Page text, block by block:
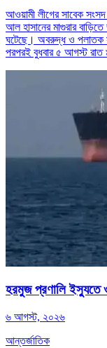
আওয়ামী লীগের সাবেক
আল হাসানের মাগুরার
ঘটেছে। অবরুদ্ধ ও পলাতক
পরপরই বুধবার ৫ আগস্ট রাত
হরমুজ প্রণালি ইস্যুতে
৬ আগস্ট, ২০২৬
আন্তর্জাতিক